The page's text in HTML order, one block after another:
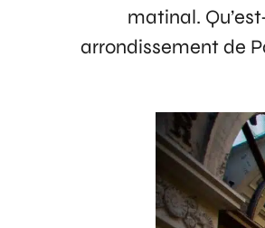
matinal.
arrondissement de